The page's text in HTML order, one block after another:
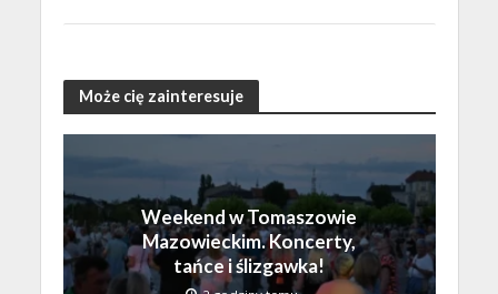
Może cię zainteresuje
Weekend w Tomaszowie
Mazowieckim. Koncerty,
tańce i ślizgawka!